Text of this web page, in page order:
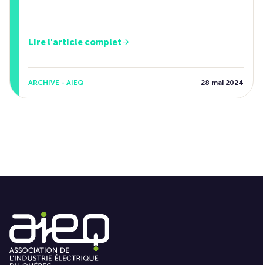
Lire l'article complet
ARCHIVE - AIEQ 28 mai 2024